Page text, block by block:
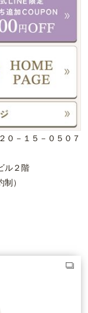
０－１５－０５０７
ル２階
）